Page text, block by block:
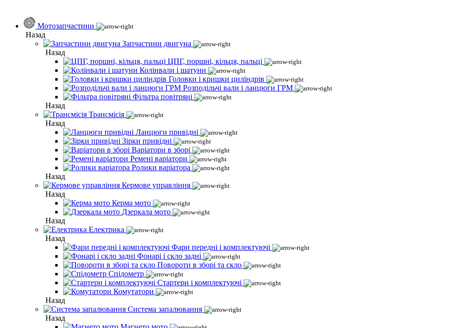
Мотозапчастини
Назад
Запчастини двигуна
Назад
ЦПГ, поршні, кільця, пальці
Колінвали і шатуни
Головки і кришки циліндрів
Розподільчі вали і ланцюги ГРМ
Фільтра повітряні
Назад
Трансмісія
Назад
Ланцюги привідні
Зірки привідні
Варіатори в зборі
Ремені варіатори
Ролики варіатора
Назад
Кермове управління
Назад
Керма мото
Дзеркала мото
Назад
Електрика
Назад
Фари передні і комплектуючі
Фонарі і скло задні
Повороти в зборі та скло
Спідометр
Стартери і комплектуючі
Комутатори
Назад
Система запалювання
Назад